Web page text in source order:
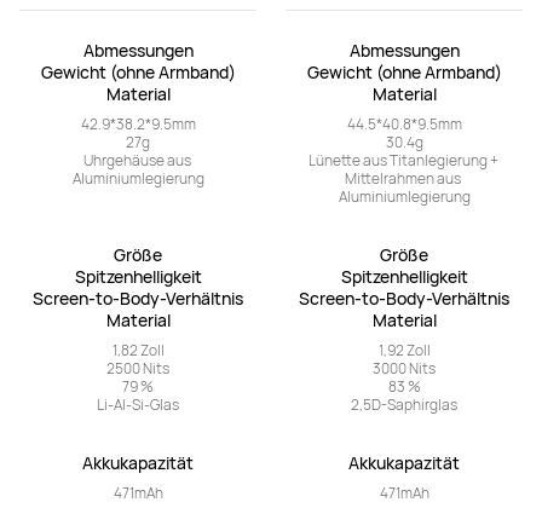
Abmessungen
Gewicht (ohne Armband)
Material
42.9*38.2*9.5mm
27g
Uhrgehäuse aus
Aluminiumlegierung
Größe
Spitzenhelligkeit
Screen-to-Body-Verhältnis
Material
1,82 Zoll
2500 Nits
79 %
Li-Al-Si-Glas
Akkukapazität
471mAh
Abmessungen
Gewicht (ohne Armband)
Material
44.5*40.8*9.5mm
30.4g
Lünette aus Titanlegierung +
Mittelrahmen aus
Aluminiumlegierung
Größe
Spitzenhelligkeit
Screen-to-Body-Verhältnis
Material
1,92 Zoll
3000 Nits
83 %
2,5D-Saphirglas
Akkukapazität
471mAh